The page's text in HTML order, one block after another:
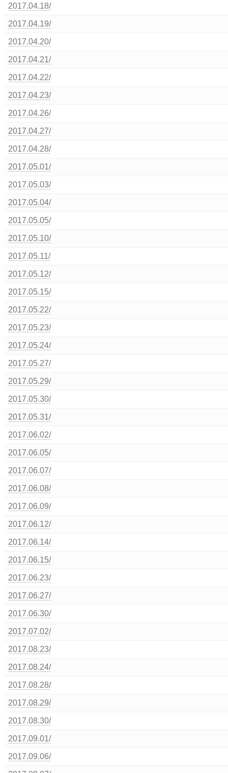
2017.04.18/
2017.04.19/
2017.04.20/
2017.04.21/
2017.04.22/
2017.04.23/
2017.04.26/
2017.04.27/
2017.04.28/
2017.05.01/
2017.05.03/
2017.05.04/
2017.05.05/
2017.05.10/
2017.05.11/
2017.05.12/
2017.05.15/
2017.05.22/
2017.05.23/
2017.05.24/
2017.05.27/
2017.05.29/
2017.05.30/
2017.05.31/
2017.06.02/
2017.06.05/
2017.06.07/
2017.06.08/
2017.06.09/
2017.06.12/
2017.06.14/
2017.06.15/
2017.06.23/
2017.06.27/
2017.06.30/
2017.07.02/
2017.08.23/
2017.08.24/
2017.08.28/
2017.08.29/
2017.08.30/
2017.09.01/
2017.09.06/